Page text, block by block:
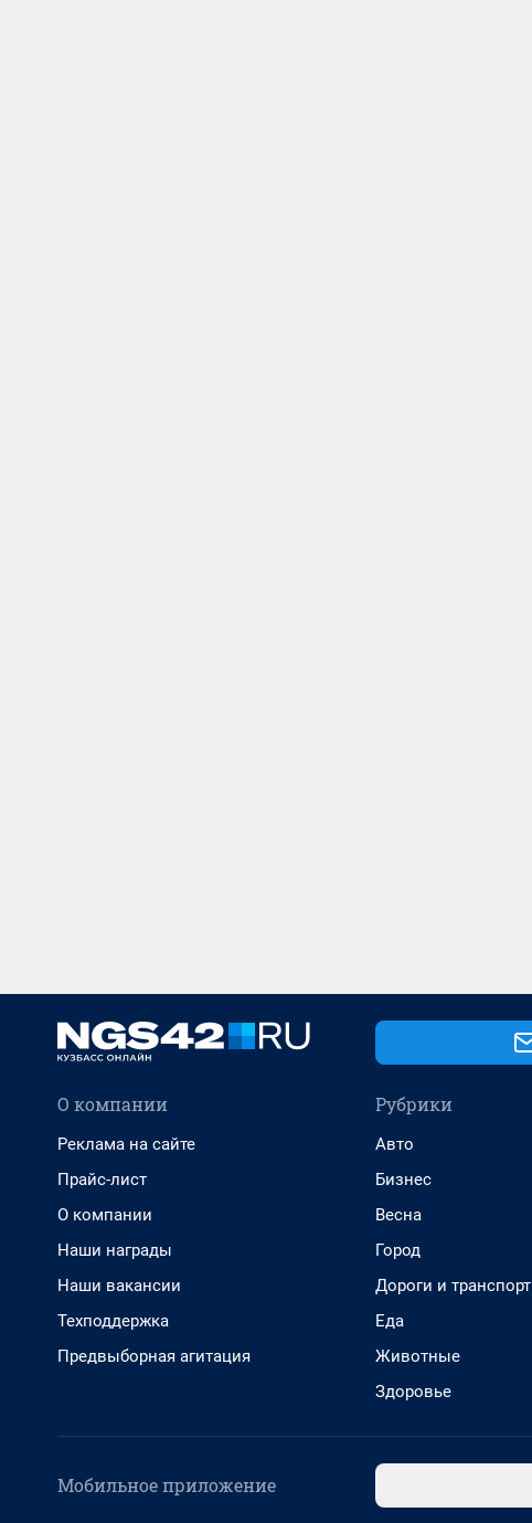
О компании
Реклама на сайте
Прайс-лист
О компании
Наши награды
Наши вакансии
Техподдержка
Предвыборная агитация
Рубрики
Авто
Бизнес
Весна
Город
Дороги и транспорт
Еда
Животные
Здоровье
Мобильное приложение